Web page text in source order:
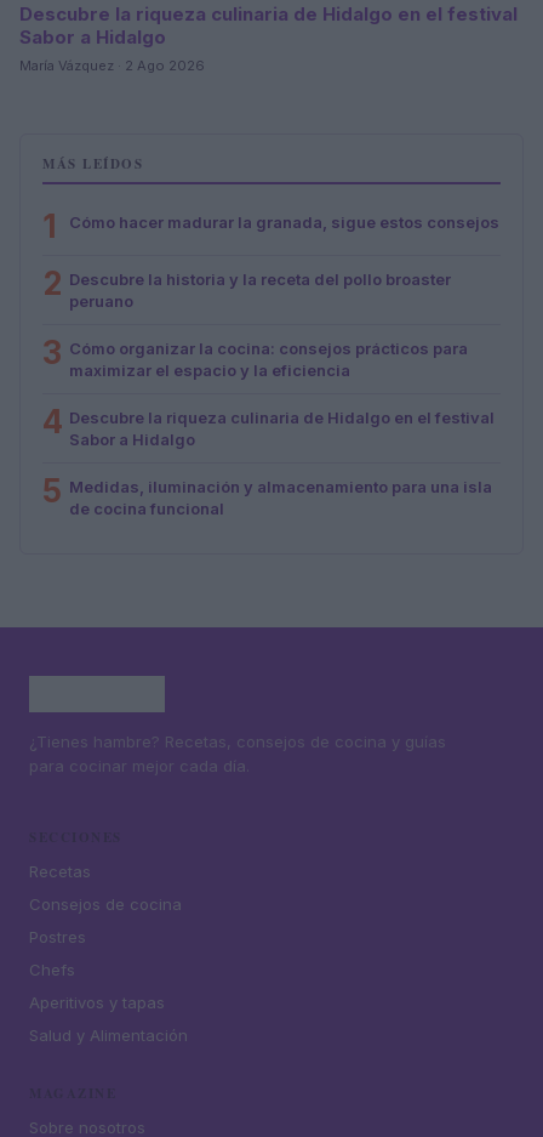
Descubre la riqueza culinaria de Hidalgo en el festival
Sabor a Hidalgo
María Vázquez · 2 Ago 2026
MÁS LEÍDOS
1 Cómo hacer madurar la granada, sigue estos consejos
2 Descubre la historia y la receta del pollo broaster
peruano
3 Cómo organizar la cocina: consejos prácticos para
maximizar el espacio y la eficiencia
4 Descubre la riqueza culinaria de Hidalgo en el festival
Sabor a Hidalgo
5 Medidas, iluminación y almacenamiento para una isla
de cocina funcional
¿Tienes hambre? Recetas, consejos de cocina y guías
para cocinar mejor cada día.
Recetas
Consejos de cocina
Postres
Chefs
Aperitivos y tapas
Salud y Alimentación
Sobre nosotros